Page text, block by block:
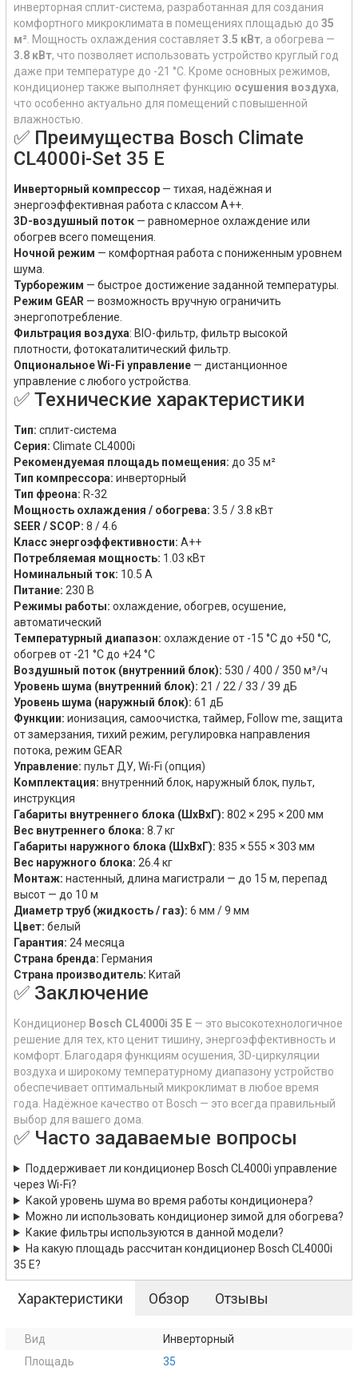
инверторная сплит-система, разработанная для создания
комфортного микроклимата в помещениях площадью до 35
м² . Мощность охлаждения составляет3.5 кВт, а обогрева —
3.8 кВт, что позволяет использовать устройство круглый год
даже при температуре до -21 °C. Кроме основных режимов,
кондиционер также выполняет функцию осушения воздуха,
что особенно актуально для помещений с повышенной
влажностью.
✅ Преимущества Bosch Climate
CL4000i-Set 35 E
Инверторный компрессор — тихая, надёжная и
энергоэффективная работа с классом A++.
3D-воздушный поток — равномерное охлаждение или
обогрев всего помещения.
Ночной режим — комфортная работа с пониженным уровнем
шума.
Турборежим — быстрое достижение заданной температуры.
Режим GEAR — возможность вручную ограничить
энергопотребление.
Фильтрация воздуха: BIO-фильтр, фильтр высокой
плотности, фотокаталитический фильтр.
Опциональное Wi-Fi управление — дистанционное
управление с любого устройства.
✅ Технические характеристики
Тип: сплит-система
Серия: Climate CL4000i
Рекомендуемая площадь помещения: до 35 м²
Тип компрессора: инверторный
Тип фреона: R-32
Мощность охлаждения / обогрева: 3.5 / 3.8 кВт
SEER / SCOP: 8 / 4.6
Класс энергоэффективности: A++
Потребляемая мощность: 1.03 кВт
Номинальный ток: 10.5 А
Питание: 230 В
Режимы работы: охлаждение, обогрев, осушение,
автоматический
Температурный диапазон: охлаждение от -15 °C до +50 °C,
обогрев от -21 °C до +24 °C
Воздушный поток (внутренний блок): 530 / 400 / 350 м³/ч
Уровень шума (внутренний блок): 21 / 22 / 33 / 39 дБ
Уровень шума (наружный блок): 61 дБ
Функции: ионизация, самоочистка, таймер, Follow me, защита
от замерзания, тихий режим, регулировка направления
потока, режим GEAR
Управление: пульт ДУ, Wi-Fi (опция)
Комплектация: внутренний блок, наружный блок, пульт,
инструкция
Габариты внутреннего блока (ШхВхГ): 802 × 295 × 200 мм
Вес внутреннего блока: 8.7 кг
Габариты наружного блока (ШхВхГ): 835 × 555 × 303 мм
Вес наружного блока: 26.4 кг
Монтаж: настенный, длина магистрали — до 15 м, перепад
высот — до 10 м
Диаметр труб (жидкость / газ): 6 мм / 9 мм
Цвет: белый
Гарантия: 24 месяца
Страна бренда: Германия
Страна производитель: Китай
✅ Заключение
Кондиционер Bosch CL4000i 35 E — это высокотехнологичное
решение для тех, кто ценит тишину, энергоэффективность и
комфорт. Благодаря функциям осушения, 3D-циркуляции
воздуха и широкому температурному диапазону устройство
обеспечивает оптимальный микроклимат в любое время
года. Надёжное качество от Bosch — это всегда правильный
выбор для вашего дома.
✅ Часто задаваемые вопросы
Поддерживает ли кондиционер Bosch CL4000i управление
через Wi-Fi?
Какой уровень шума во время работы кондиционера?
Можно ли использовать кондиционер зимой для обогрева?
Какие фильтры используются в данной модели?
На какую площадь рассчитан кондиционер Bosch CL4000i
35 E?
Характеристики Обзор Отзывы
Вид
Инверторный
Площадь
35